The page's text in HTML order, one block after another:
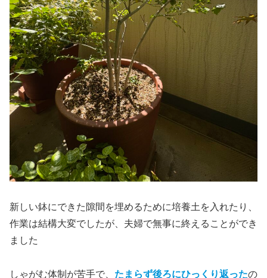
新しい鉢にできた隙間を埋めるために培養土を入れたり、
作業は結構大変でしたが、夫婦で無事に終えることができ
ました
しゃがむ体制が苦手で、 たまらず後ろにひっくり返ったの